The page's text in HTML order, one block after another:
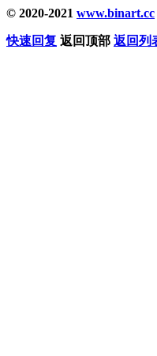
© 2020-2021 www.binart.cc
快速回复 返回顶部 返回列